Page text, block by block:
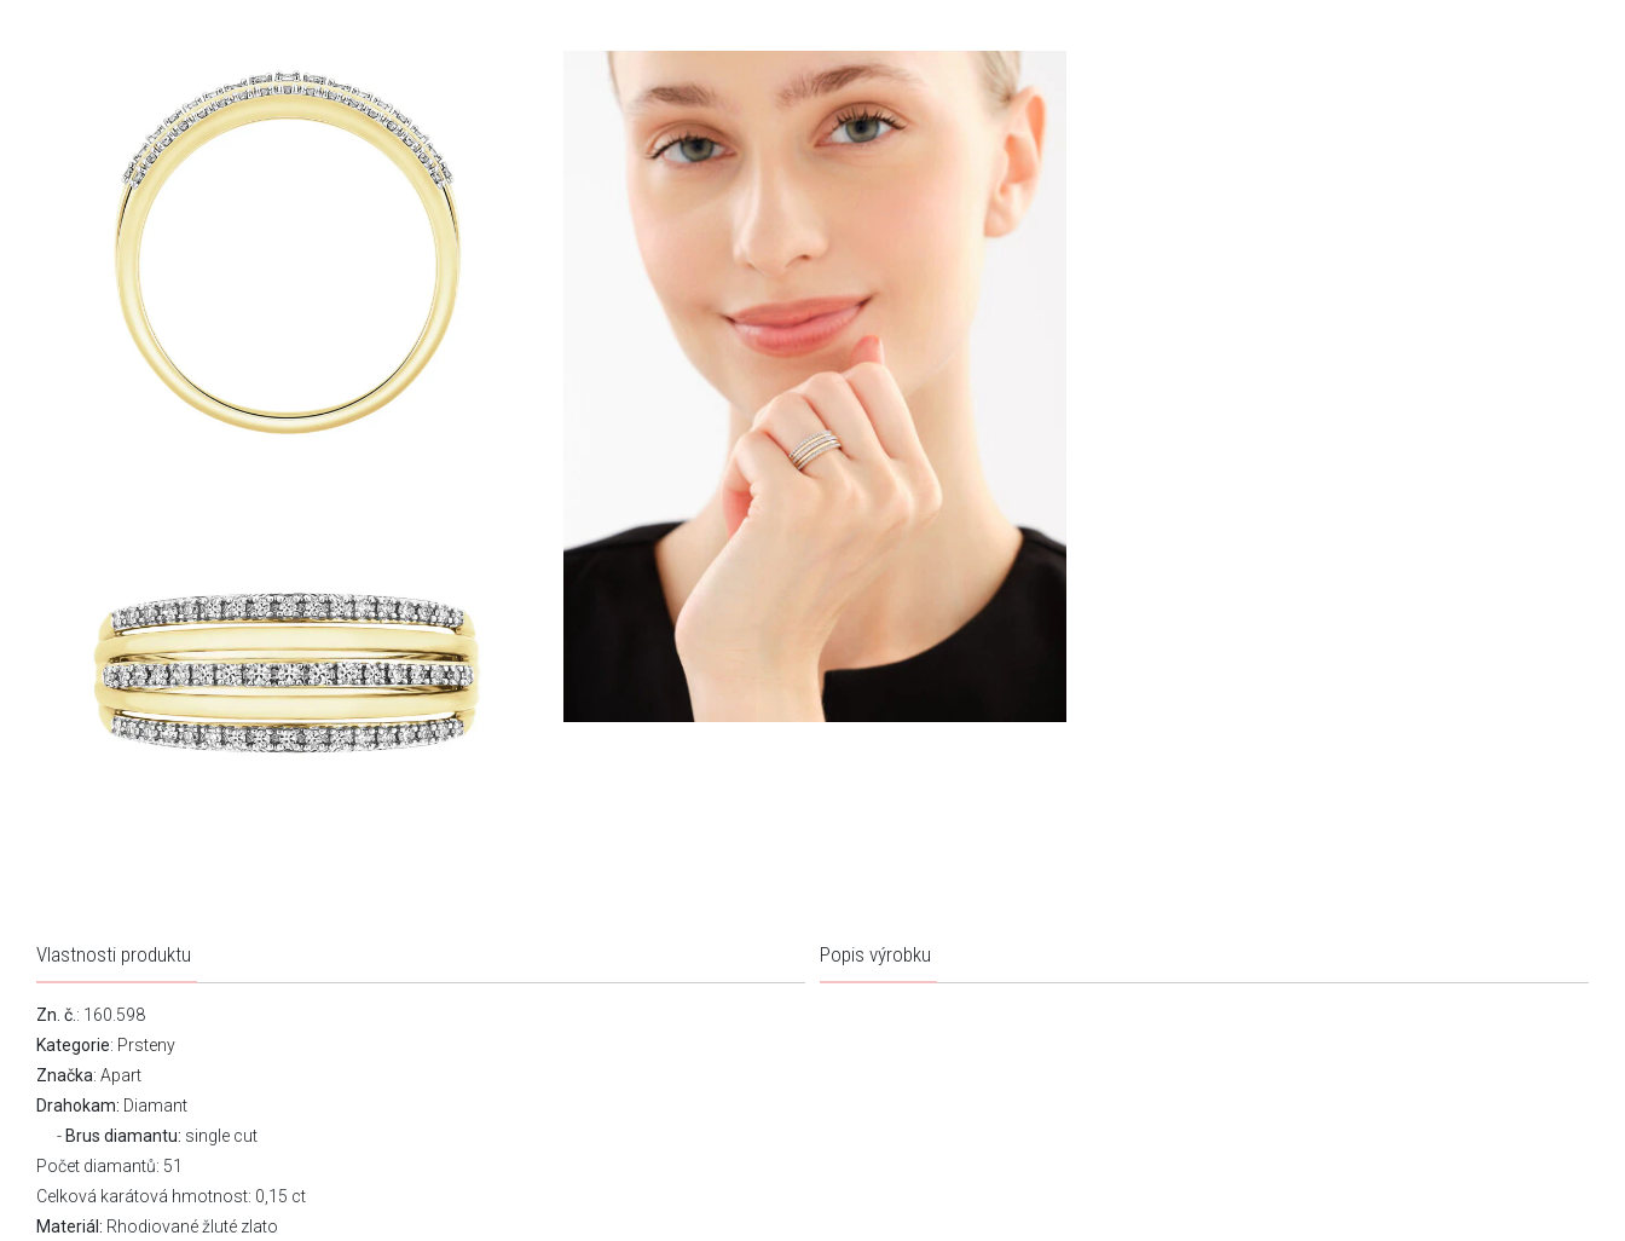
Vlastnosti produktu
Zn. č. : 160.598
Kategorie: Prsteny
Značka: Apart
Drahokam: Diamant
Brus diamantu: single cut
Počet diamantů: 51
Celková karátová hmotnost: 0,15 ct
Materiál: Rhodiované žluté zlato
Popis výrobku